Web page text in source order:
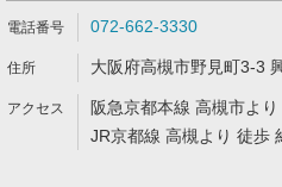
072-662-3330
大阪府高槻市野見町3-3
阪急京都本線 高槻市よ
JR京都線 高槻より 徒歩